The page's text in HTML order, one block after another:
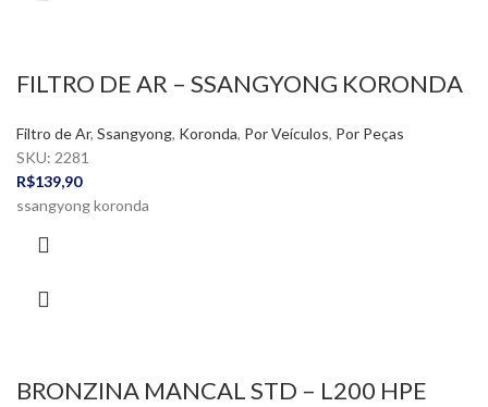
FILTRO DE AR – SSANGYONG KORONDA
Filtro de Ar, Ssangyong, Koronda, Por Veículos, Por Peças
SKU: 2281
R$139,90
ssangyong koronda
BRONZINA MANCAL STD – L200 HPE